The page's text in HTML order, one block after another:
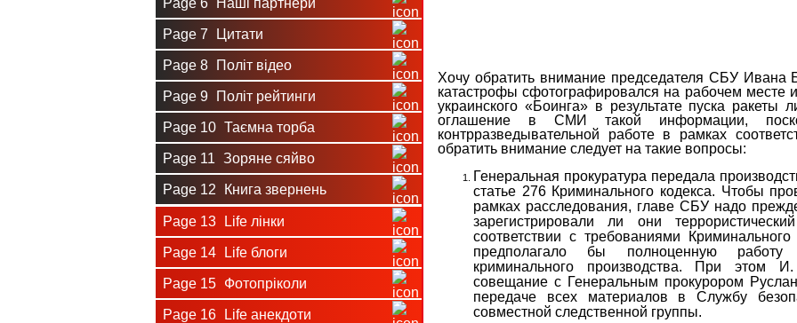
Page 6 Наші партнери
Page 7 Цитати
Page 8 Політ відео
Page 9 Політ рейтинги
Page 10 Таємна торба
Page 11 Зоряне сяйво
Page 12 Книга звернень
Page 13 Life лінки
Page 14 Life блоги
Page 15 Фотопріколи
Page 16 Life анекдоти
Хочу обратить внимание председателя СБУ Ивана
катастрофы сфотографировался на рабочем месте
украинского «Боинга» в результате пуска
оглашение в СМИ такой информации,
контрразведывательной работе в рамках
обратить внимание следует на такие вопросы:
Генеральная прокуратура передала
статье 276 Криминального кодекса. Чтобы
рамках расследования, главе СБУ надо
зарегистрировали ли они
соответствии с требованиями
предполагало бы полноценную работу
криминального производства. При этом
совещание с Генеральным прокурором
передаче всех материалов в Службу
совместной следственной группы.